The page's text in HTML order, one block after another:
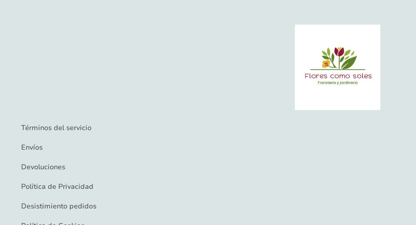
Términos del servicio
Envíos
Devoluciones
Política de Privacidad
Desistimiento pedidos